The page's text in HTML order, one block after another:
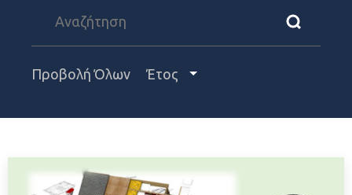
Προβολή Όλων Έτος